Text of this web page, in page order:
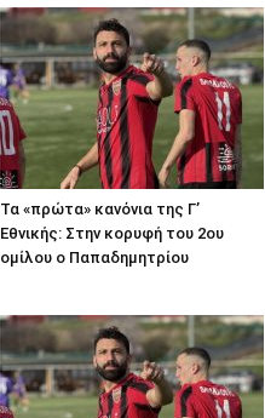
Τα «πρώτα» κανόνια της Γ’
Εθνικής: Στην κορυφή του 2ου
ομίλου ο Παπαδημητρίου